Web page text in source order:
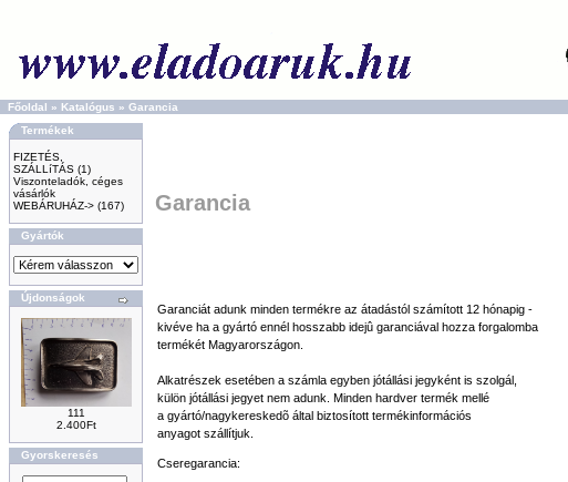
Főoldal » Katalógus » Garancia
Termékek
FIZETÉS,
SZÁLLíTÁS (1)
Viszonteladók, céges
vásárlók
WEBÁRUHÁZ-> (167)
Gyártók
Újdonságok
111
2.400Ft
Gyorskeresés
Garancia
Garanciát adunk minden termékre az átadástól számított 12 hónapig -
kivéve ha a gyártó ennél hosszabb idejû garanciával hozza forgalomba
termékét Magyarországon.
Alkatrészek esetében a számla egyben jótállási jegyként is szolgál,
külön jótállási jegyet nem adunk. Minden hardver termék mellé
a gyártó/nagykereskedõ által biztosított termékinformációs
anyagot szállítjuk.
Cseregarancia: